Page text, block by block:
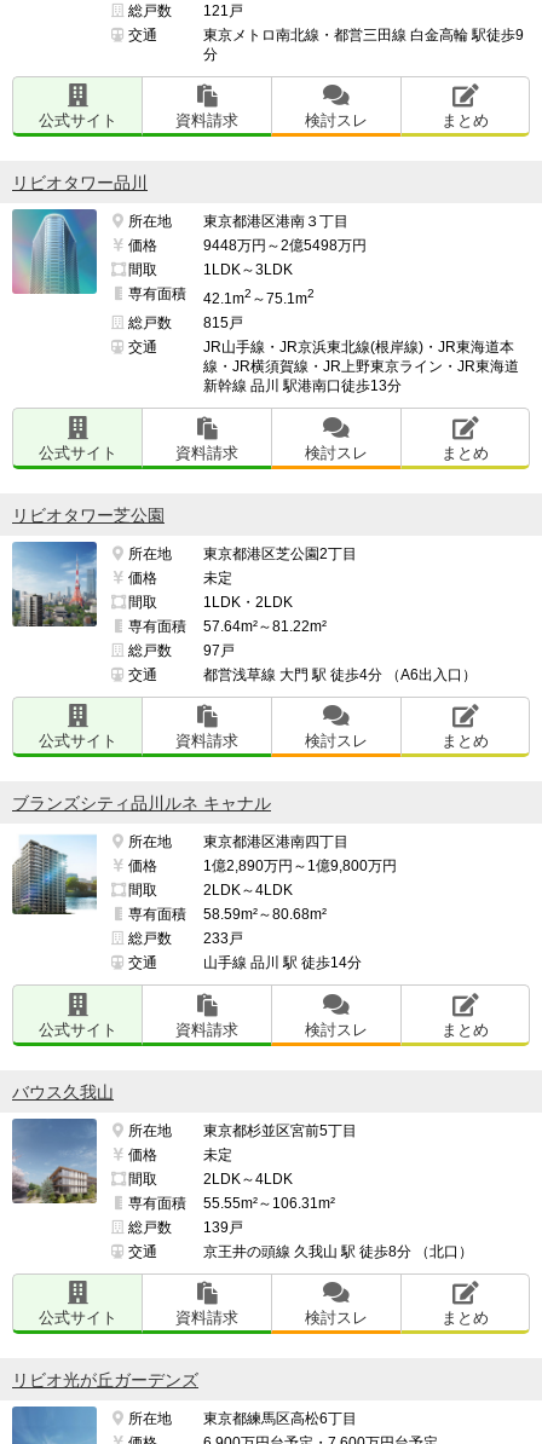
総戸数
121戸
交通
東京メトロ南北線・都営三田線 白金高輪 駅徒歩9
分
公式サイト 資料請求 検討スレ まとめ
リビオタワー品川
所在地
東京都港区港南３丁目
価格
9448万円～2億5498万円
間取
1LDK～3LDK
専有面積
42.1m2 ～75.1m2
総戸数
815戸
交通
JR山手線・JR京浜東北線(根岸線)・JR東海道本
線・JR横須賀線・JR上野東京ライン・JR東海道
新幹線 品川 駅港南口徒歩13分
公式サイト 資料請求 検討スレ まとめ
リビオタワー芝公園
所在地
東京都港区芝公園2丁目
価格
未定
間取
1LDK・2LDK
専有面積
57.64m²～81.22m²
総戸数
97戸
交通
都営浅草線 大門 駅 徒歩4分 （A6出入口）
公式サイト 資料請求 検討スレ まとめ
ブランズシティ品川ルネ キャナル
所在地
東京都港区港南四丁目
価格
1億2,890万円～1億9,800万円
間取
2LDK～4LDK
専有面積
58.59m²～80.68m²
総戸数
233戸
交通
山手線 品川 駅 徒歩14分
公式サイト 資料請求 検討スレ まとめ
バウス久我山
所在地
東京都杉並区宮前5丁目
価格
未定
間取
2LDK～4LDK
専有面積
55.55m²～106.31m²
総戸数
139戸
交通
京王井の頭線 久我山 駅 徒歩8分 （北口）
公式サイト 資料請求 検討スレ まとめ
リビオ光が丘ガーデンズ
所在地
東京都練馬区高松6丁目